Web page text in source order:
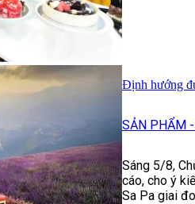
Định hướng
SẢN PHẨM
Sáng 5/8,
cáo, cho ý
Sa Pa giai